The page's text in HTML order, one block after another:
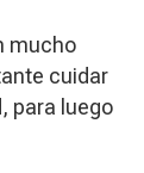
mucho
cuidar
para luego